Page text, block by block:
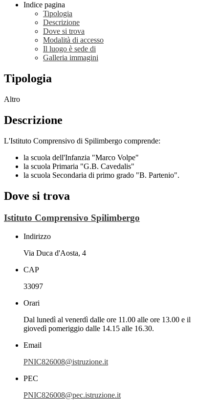
Indice pagina
Tipologia
Descrizione
Dove si trova
Modalità di accesso
Il luogo è sede di
Galleria immagini
Tipologia
Altro
Descrizione
L'Istituto Comprensivo di Spilimbergo comprende:
la scuola dell'Infanzia "Marco Volpe"
la scuola Primaria "G.B. Cavedalis"
la scuola Secondaria di primo grado "B. Partenio".
Dove si trova
Istituto Comprensivo Spilimbergo
Indirizzo
Via Duca d'Aosta, 4
CAP
33097
Orari
Dal lunedì al venerdì dalle ore 11.00 alle ore 13.00 e il
giovedì pomeriggio dalle 14.15 alle 16.30.
Email
PNIC826008@istruzione.it
PEC
PNIC826008@pec.istruzione.it